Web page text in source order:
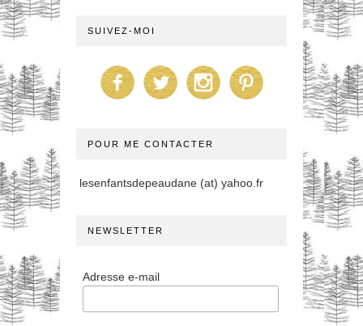
SUIVEZ-MOI
POUR ME CONTACTER
lesenfantsdepeaudane (at) yahoo.fr
NEWSLETTER
Adresse e-mail